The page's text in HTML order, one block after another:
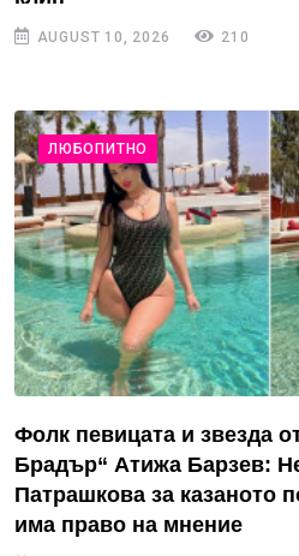
AUGUST 10, 2026 210
ЛЮБОПИТНО
Фолк певицата и звезда
Брадър“ Атижа Барзев:
Патрашкова за казаното
има право на мнение